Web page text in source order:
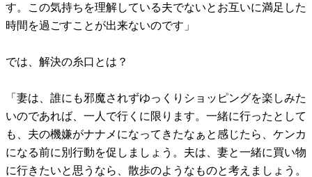
す。この気持ちを理解している夫でないとお互いに満足した
時間を過ごすことが出来ないのです」
では、解決の糸口とは？
「妻は、誰にも邪魔されずゆっくりショッピングを楽しみた
いのであれば、一人で行くに限ります。一緒に行ったとして
も、夫の機嫌がナナメになってきたなぁと感じたら、ケンカ
になる前に別行動を促しましょう。夫は、妻と一緒に買い物
に行きたいと思うなら、散歩のようなものと考えましょう。